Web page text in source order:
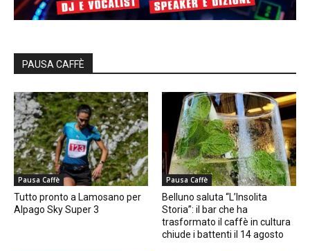
PAUSA CAFFÈ
Pausa Caffè
Tutto pronto a Lamosano per
Alpago Sky Super 3
Pausa Caffè
Belluno saluta “L’Insolita
Storia”: il bar che ha
trasformato il caffè in cultura
chiude i battenti il 14 agosto